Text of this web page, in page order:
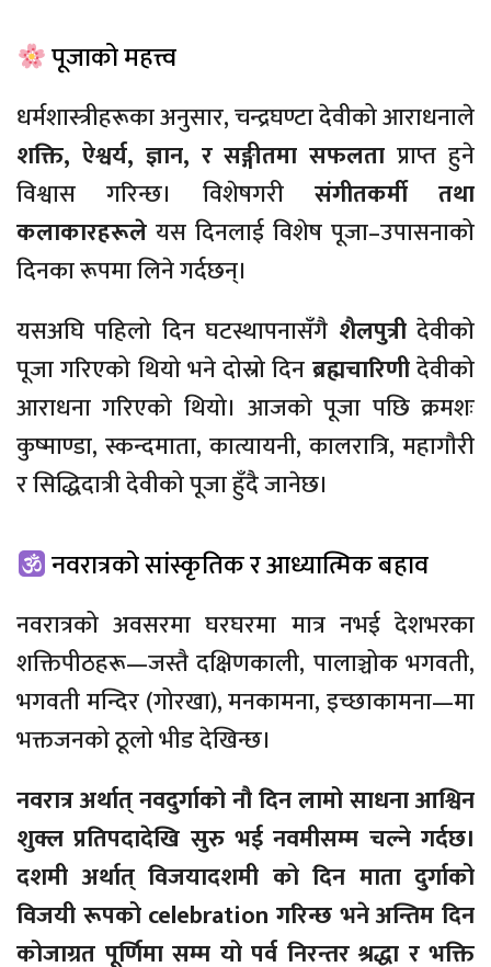
पूजाको महत्त्व
धर्मशास्त्रीहरूका अनुसार, चन्द्रघण्टा देवीको आराधनाले
शक्ति, ऐश्वर्य, ज्ञान, र सङ्गीतमा सफलता प्राप्त हुने
विश्वास गरिन्छ। विशेषगरी संगीतकर्मी तथा
कलाकारहरूले यस दिनलाई विशेष पूजा–उपासनाको
दिनका रूपमा लिने गर्दछन्।
यसअघि पहिलो दिन घटस्थापनासँगै शैलपुत्रीदेवीको
पूजा गरिएको थियो भने दोस्रो दिनब्रह्मचारिणीदेवीको
आराधना गरिएको थियो। आजको पूजा पछि क्रमशः
कुष्माण्डा, स्कन्दमाता, कात्यायनी, कालरात्रि, महागौरी
र सिद्धिदात्री देवीको पूजा हुँदै जानेछ।
नवरात्रको सांस्कृतिक र आध्यात्मिक बहाव
नवरात्रको अवसरमा घरघरमा मात्र नभई देशभरका
शक्तिपीठहरू—जस्तै दक्षिणकाली, पालाञ्चोक भगवती,
भगवती मन्दिर (गोरखा), मनकामना, इच्छाकामना—मा
भक्तजनको ठूलो भीड देखिन्छ।
नवरात्र अर्थात् नवदुर्गाको नौ दिन लामो साधना आश्विन
शुक्ल प्रतिपदादेखि सुरु भई नवमीसम्म चल्ने गर्दछ।
दशमी अर्थात् विजयादशमी को दिन माता दुर्गाको
विजयी रूपको celebration गरिन्छ भने अन्तिम दिन
कोजाग्रत पूर्णिमा सम्म यो पर्व निरन्तर श्रद्धा र भक्ति